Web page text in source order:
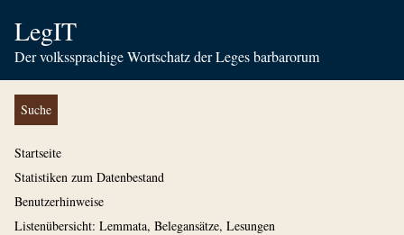
LegIT
Der volkssprachige Wortschatz der Leges barbarorum
Suche
Startseite
Statistiken zum Datenbestand
Benutzerhinweise
Listenübersicht: Lemmata, Belegansätze, Lesungen